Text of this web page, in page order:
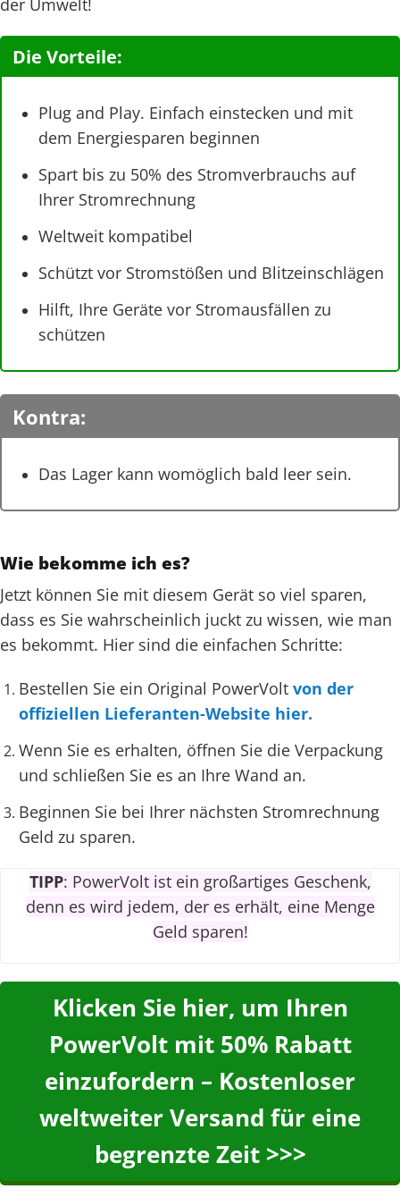
der Umwelt!
Die Vorteile:
Plug and Play. Einfach einstecken und mit
dem Energiesparen beginnen
Spart bis zu 50% des Stromverbrauchs auf
Ihrer Stromrechnung
Weltweit kompatibel
Schützt vor Stromstößen und Blitzeinschlägen
Hilft, Ihre Geräte vor Stromausfällen zu
schützen
Kontra:
Das Lager kann womöglich bald leer sein.
Wie bekomme ich es?
Jetzt können Sie mit diesem Gerät so viel sparen,
dass es Sie wahrscheinlich juckt zu wissen, wie man
es bekommt. Hier sind die einfachen Schritte:
Bestellen Sie ein Original PowerVolt von der
offiziellen Lieferanten-Website hier.
Wenn Sie es erhalten, öffnen Sie die Verpackung
und schließen Sie es an Ihre Wand an.
Beginnen Sie bei Ihrer nächsten Stromrechnung
Geld zu sparen.
TIPP: PowerVolt ist ein großartiges Geschenk,
denn es wird jedem, der es erhält, eine Menge
Geld sparen!
Klicken Sie hier, um Ihren
PowerVolt mit 50% Rabatt
einzufordern – Kostenloser
weltweiter Versand für eine
begrenzte Zeit >>>